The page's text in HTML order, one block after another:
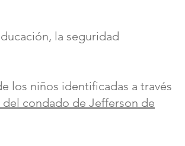
la seguridad
los niños identificadas a través
condado de Jefferson de